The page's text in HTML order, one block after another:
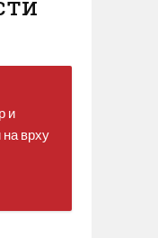
и
врху